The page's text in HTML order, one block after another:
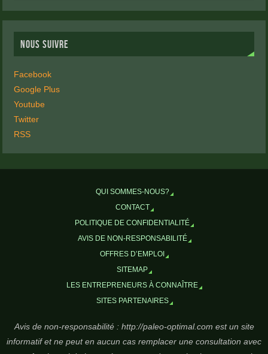
NOUS SUIVRE
Facebook
Google Plus
Youtube
Twitter
RSS
QUI SOMMES-NOUS?
CONTACT
POLITIQUE DE CONFIDENTIALITÉ
AVIS DE NON-RESPONSABILITÉ
OFFRES D’EMPLOI
SITEMAP
LES ENTREPRENEURS À CONNAÎTRE
SITES PARTENAIRES
Avis de non-responsabilité : http://paleo-optimal.com est un site
informatif et ne peut en aucun cas remplacer une consultation avec